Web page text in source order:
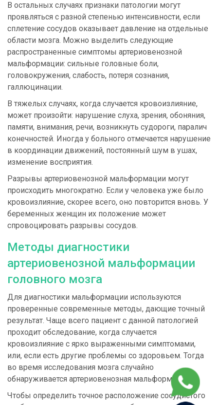
В остальных случаях признаки патологии могут
проявляться с разной степенью интенсивности, если
сплетение сосудов оказывает давление на отдельные
области мозга. Можно выделить следующие
распространенные симптомы артериовенозной
мальформации: сильные головные боли,
головокружения, слабость, потеря сознания,
галлюцинации.
В тяжелых случаях, когда случается кровоизлияние,
может произойти: нарушение слуха, зрения, обоняния,
памяти, внимания, речи, возникнуть судороги, паралич
конечностей. Иногда у больного отмечается нарушение
в координации движений, постоянный шум в ушах,
изменение восприятия.
Разрывы артериовенозной мальформации могут
происходить многократно. Если у человека уже было
кровоизлияние, скорее всего, оно повторится вновь. У
беременных женщин их положение может
спровоцировать разрывы сосудов.
Методы диагностики
артериовенозной мальформации
головного мозга
Для диагностики мальформации используются
проверенные современные методы, дающие точный
результат. Чаще всего пациент с данной патологией
проходит обследование, когда случается
кровоизлияние с ярко выраженными симптомами,
или, если есть другие проблемы со здоровьем. Тогда
во время исследования мозга случайно
обнаруживается артериовенозная мальформация.
Чтобы определить точное расположение сосудистого